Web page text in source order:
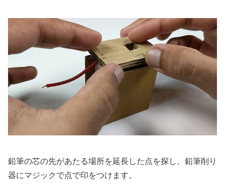
鉛筆の芯の先があたる場所を延長した点を探し、鉛筆削り
器にマジックで点で印をつけます。